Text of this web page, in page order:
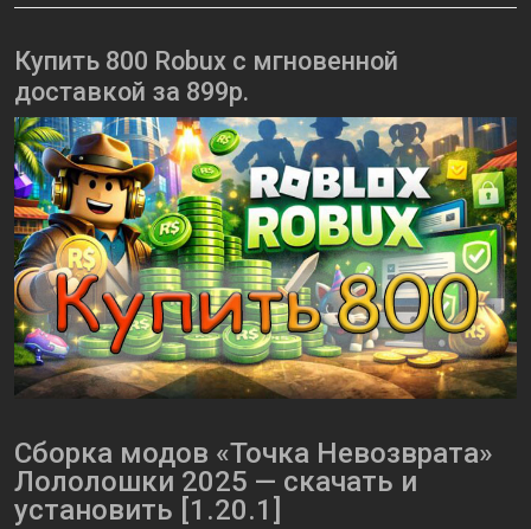
Купить 800 Robux с мгновенной
доставкой за 899р.
Сборка модов «Точка Невозврата»
Лололошки 2025 — скачать и
установить [1.20.1]